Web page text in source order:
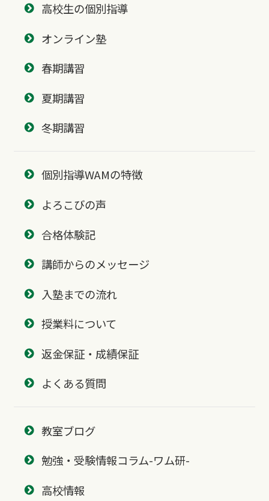
高校生の個別指導
オンライン塾
春期講習
夏期講習
冬期講習
個別指導WAMの特徴
よろこびの声
合格体験記
講師からのメッセージ
入塾までの流れ
授業料について
返金保証・成績保証
よくある質問
教室ブログ
勉強・受験情報コラム-ワム研-
高校情報